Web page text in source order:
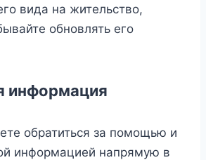
вида на жительство,
обновлять его
информация
обратиться за помощью и
информацией напрямую в